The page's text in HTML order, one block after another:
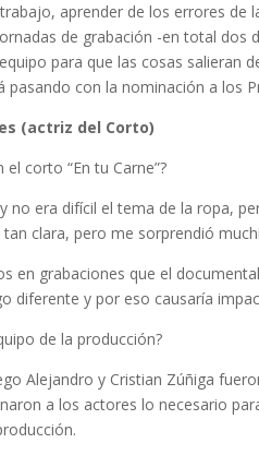
aprender de los errores
de grabación -en total dos
para que las cosas
con la nominación a los
(actriz del Corto)
corto “En tu Carne”?
no era difícil el tema de la ropa,
clara, pero me sorprendió
en grabaciones que el
diferente y por eso causaría
de la producción?
Alejandro y Cristian Zúñiga
a los actores lo necesario